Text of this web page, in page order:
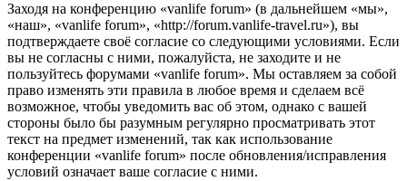
Заходя на конференцию «vanlife forum» (в дальнейшем «мы»,
«наш», «vanlife forum», «http://forum.vanlife-travel.ru»), вы
подтверждаете своё согласие со следующими условиями. Если
вы не согласны с ними, пожалуйста, не заходите и не
пользуйтесь форумами «vanlife forum». Мы оставляем за собой
право изменять эти правила в любое время и сделаем всё
возможное, чтобы уведомить вас об этом, однако с вашей
стороны было бы разумным регулярно просматривать этот
текст на предмет изменений, так как использование
конференции «vanlife forum» после обновления/исправления
условий означает ваше согласие с ними.